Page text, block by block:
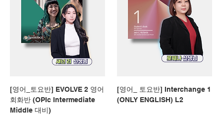
[영어_토요반] EVOLVE 2 영어
회화반 (OPIc Intermediate
Middle 대비)
[영어_ 토요반] Interchange 1
(ONLY ENGLISH) L2